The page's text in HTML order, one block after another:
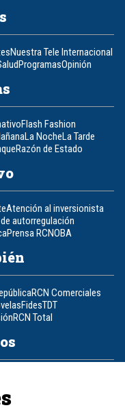
Nuestra Tele Internacional
ProgramasOpinión
Flash Fashion
La NocheLa Tarde
Razón de Estado
Atención al inversionista
autorregulación
Prensa RCNOBA
RCN Comerciales
FidesTDT
RCN Total